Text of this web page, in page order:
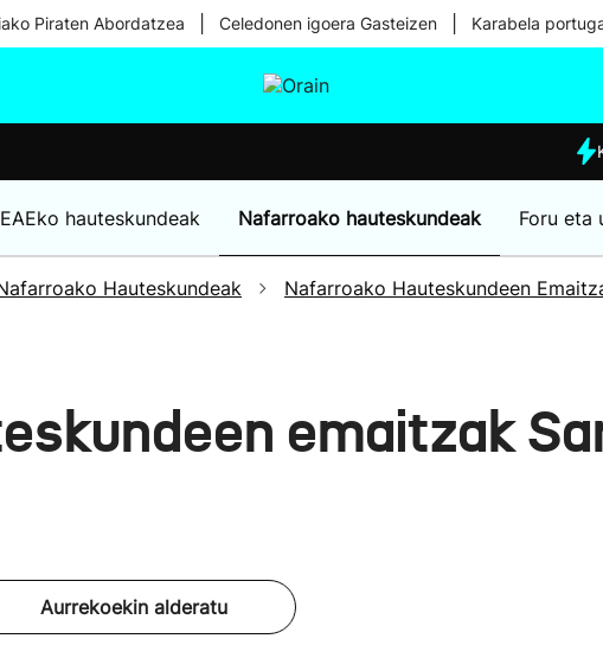
Piraten Abordatzea Celedonen igoera Gasteizen Karabela
Eguraldia
EAEko hauteskundeak Nafarroako hauteskundeak Foru eta
Hauteskundeak Nafarroako Hauteskundeen
emaitzak
Aurrekoekin alderatu